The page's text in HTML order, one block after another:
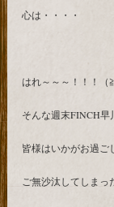
心は・・・・
はれ～～～！！！（
そんな週末FINCH早
皆様はいかがお過ご
ご無沙汰してしまっ